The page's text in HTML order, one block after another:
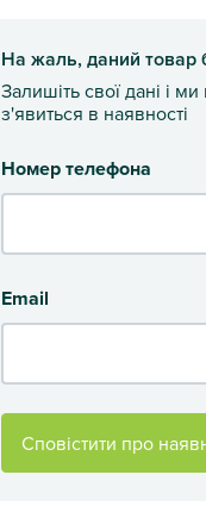
На жаль, даний товар
Залишіть свої дані і
з'явиться в наявності
Номер телефона
Email
Сповістити про